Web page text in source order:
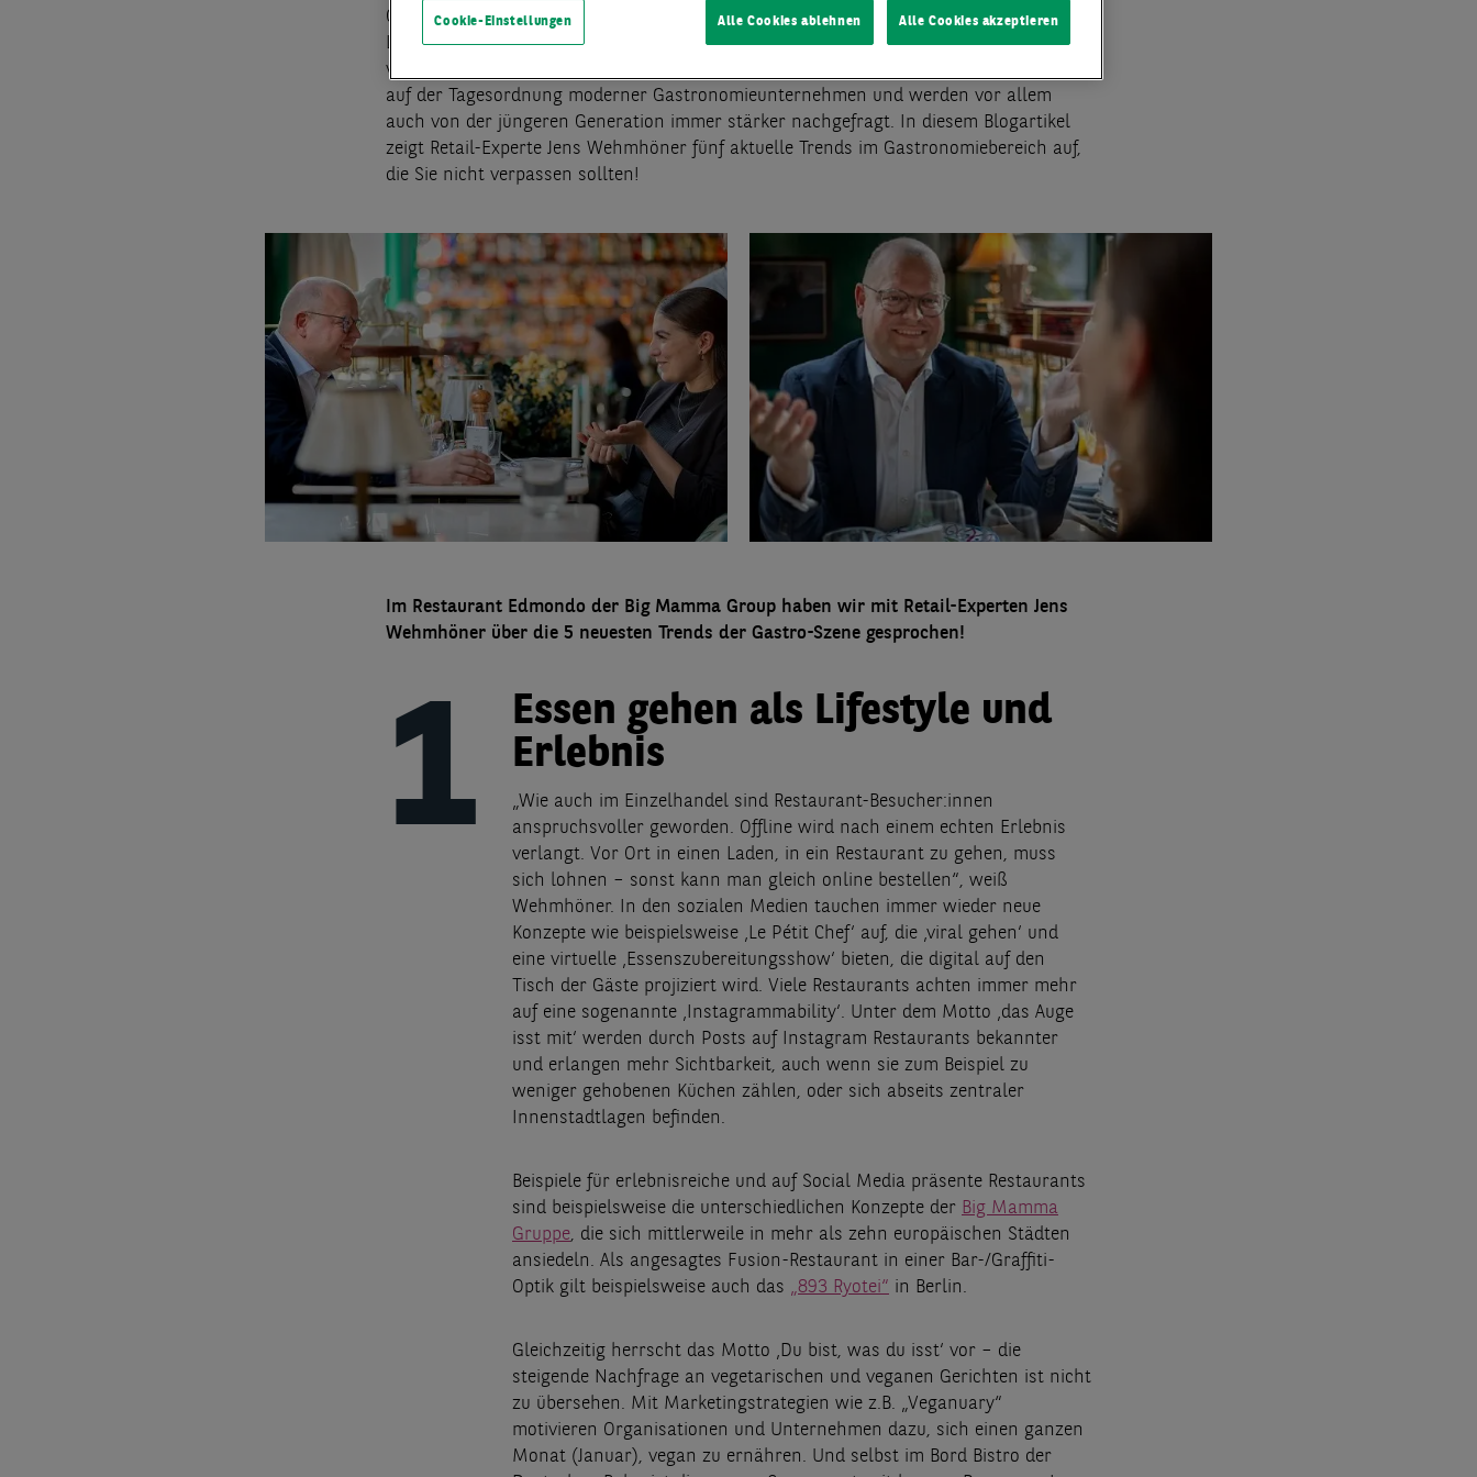
Optimierungen im Hinblick auf den Service, die Lieferung oder Zubereitung von
Lebensmitteln, die durch die Corona-Pandemie gefordert waren. Vegetarische und
vegane Konzepte, alkoholfreie Getränke oder allgemein mehr Flexibilität stehen heute
auf der Tagesordnung moderner Gastronomieunternehmen und werden vor allem
auch von der jüngeren Generation immer stärker nachgefragt. In diesem Blogartikel
zeigt Retail-Experte Jens Wehmhöner fünf aktuelle Trends im Gastronomiebereich auf,
die Sie nicht verpassen sollten!
Im Restaurant Edmondo der Big Mamma Group haben wir mit Retail-Experten Jens
Wehmhöner über die 5 neuesten Trends der Gastro-Szene gesprochen!
1
Essen gehen als Lifestyle und
Erlebnis
„Wie auch im Einzelhandel sind Restaurant-Besucher:innen
anspruchsvoller geworden. Offline wird nach einem echten Erlebnis
verlangt. Vor Ort in einen Laden, in ein Restaurant zu gehen, muss
sich lohnen – sonst kann man gleich online bestellen“, weiß
Wehmhöner. In den sozialen Medien tauchen immer wieder neue
Konzepte wie beispielsweise ‚Le Pétit Chef‘ auf, die ‚viral gehen‘ und
eine virtuelle ‚Essenszubereitungsshow‘ bieten, die digital auf den
Tisch der Gäste projiziert wird. Viele Restaurants achten immer mehr
auf eine sogenannte ‚Instagrammability‘. Unter dem Motto ‚das Auge
isst mit‘ werden durch Posts auf Instagram Restaurants bekannter
und erlangen mehr Sichtbarkeit, auch wenn sie zum Beispiel zu
weniger gehobenen Küchen zählen, oder sich abseits zentraler
Innenstadtlagen befinden.
Beispiele für erlebnisreiche und auf Social Media präsente Restaurants
sind beispielsweise die unterschiedlichen Konzepte der Big Mamma
Gruppe, die sich mittlerweile in mehr als zehn europäischen Städten
ansiedeln. Als angesagtes Fusion-Restaurant in einer Bar-/Graffiti-
Optik gilt beispielsweise auch das „893 Ryotei“ in Berlin.
Gleichzeitig herrscht das Motto ‚Du bist, was du isst‘ vor – die
steigende Nachfrage an vegetarischen und veganen Gerichten ist nicht
zu übersehen. Mit Marketingstrategien wie z.B. „Veganuary“
motivieren Organisationen und Unternehmen dazu, sich einen ganzen
Monat (Januar), vegan zu ernähren. Und selbst im Bord Bistro der
Cookie-Einstellungen Alle Cookies ablehnen Alle Cookies akzeptieren